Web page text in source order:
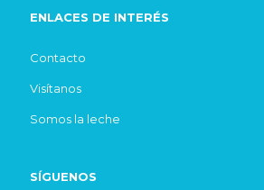
ENLACES DE INTERÉS
Contacto
Visítanos
Somos la leche
SÍGUENOS